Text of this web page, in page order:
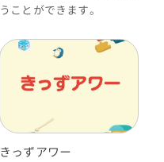
うことができます。
きっずアワー